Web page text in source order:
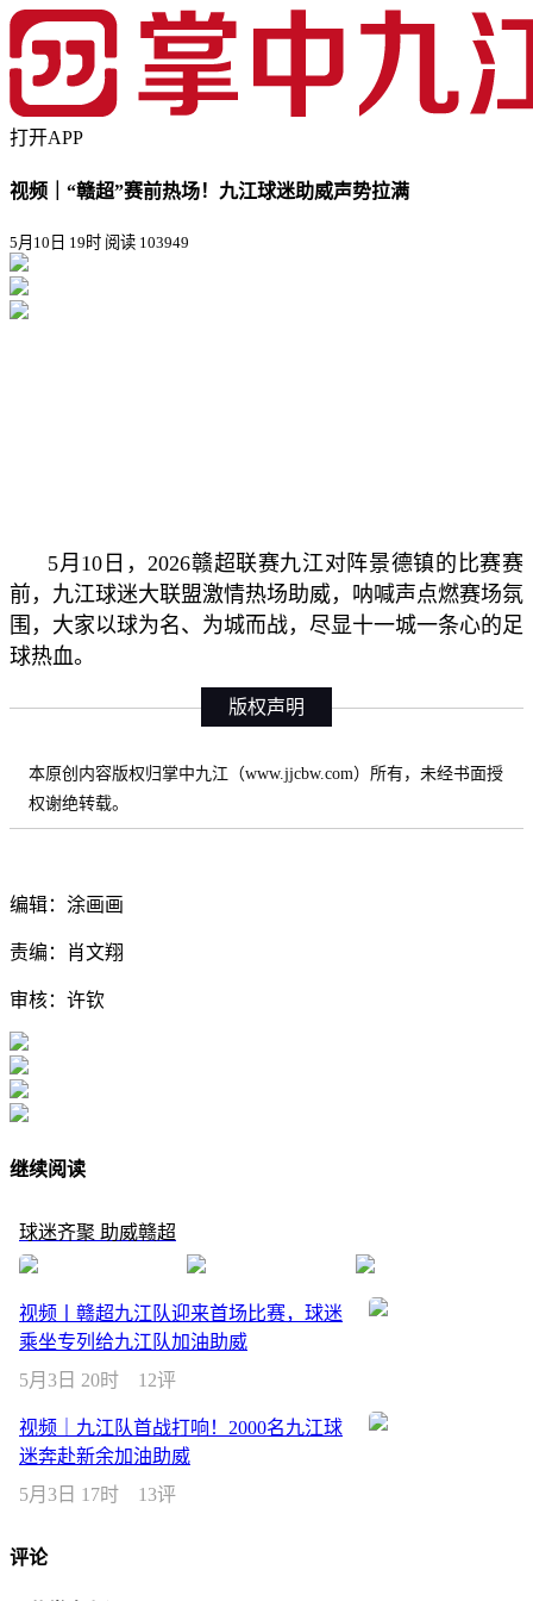
打开APP
视频｜“赣超”赛前热场！九江球迷助威声势拉满
5月10日 19时 阅读 103949
5月10日，2026赣超联赛九江对阵景德镇的比赛赛
前，九江球迷大联盟激情热场助威，呐喊声点燃赛场氛
围，大家以球为名、为城而战，尽显十一城一条心的足
球热血。
版权声明
本原创内容版权归掌中九江（www.jjcbw.com）所有，未经书面授
权谢绝转载。
编辑：涂画画
责编：肖文翔
审核：许钦
继续阅读
球迷齐聚 助威赣超
视频丨赣超九江队迎来首场比赛，球迷
乘坐专列给九江队加油助威
5月3日 20时
12评
视频｜九江队首战打响！2000名九江球
迷奔赴新余加油助威
5月3日 17时
13评
评论